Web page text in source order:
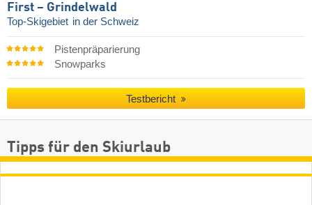
First – Grindelwald
Top-Skigebiet in der Schweiz
Pistenpräparierung
Snowparks
Testbericht
Tipps für den Skiurlaub